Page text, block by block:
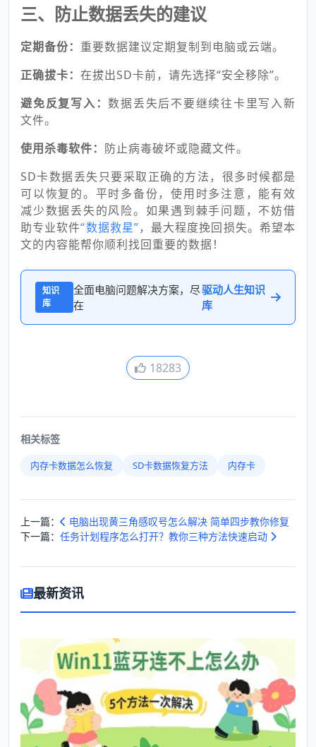
三、防止数据丢失的建议
定期备份： 重要数据建议定期复制到电脑或云端。
正确拔卡： 在拔出SD卡前，请先选择“安全移除”。
避免反复写入：数据丢失后不要继续往卡里写入新
文件。
使用杀毒软件： 防止病毒破坏或隐藏文件。
SD卡数据丢失只要采取正确的方法，很多时候都是
可以恢复的。平时多备份，使用时多注意，能有效
减少数据丢失的风险。如果遇到棘手问题，不妨借
助专业软件“数据救星”，最大程度挽回损失。希望本
文的内容能帮你顺利找回重要的数据！
知识
库
全面电脑问题解决方案，尽
在
驱动人生知识
库
18283
相关标签
内存卡数据怎么恢复 SD卡数据恢复方法 内存卡
上一篇：
电脑出现黄三角感叹号怎么解决 简单四步教你修复
下一篇： 任务计划程序怎么打开？教你三种方法快速启动
最新资讯